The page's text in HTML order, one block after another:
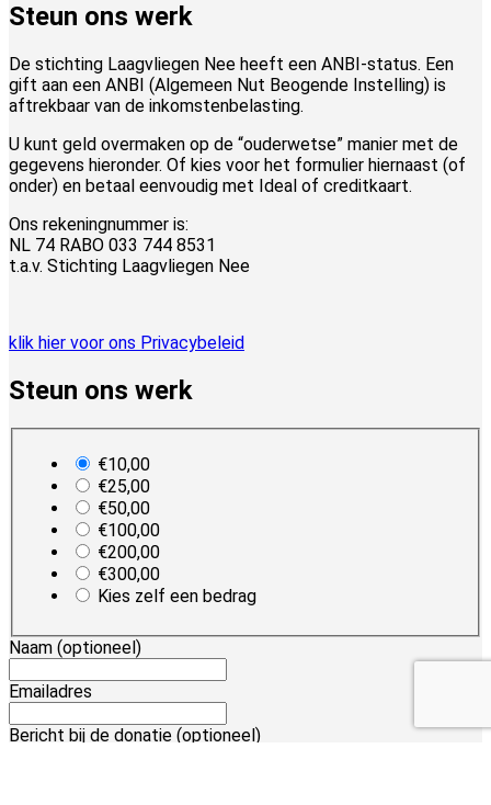
Steun ons werk
De stichting Laagvliegen Nee heeft een ANBI-status. Een
gift aan een ANBI (Algemeen Nut Beogende Instelling) is
aftrekbaar van de inkomstenbelasting.
U kunt geld overmaken op de “ouderwetse” manier met de
gegevens hieronder. Of kies voor het formulier hiernaast (of
onder) en betaal eenvoudig met Ideal of creditkaart.
Ons rekeningnummer is:
NL 74 RABO 033 744 8531
t.a.v. Stichting Laagvliegen Nee
klik hier voor ons Privacybeleid
Steun ons werk
€10,00
€25,00
€50,00
€100,00
€200,00
€300,00
Kies zelf een bedrag
Naam (optioneel)
Emailadres
Bericht bij de donatie (optioneel)